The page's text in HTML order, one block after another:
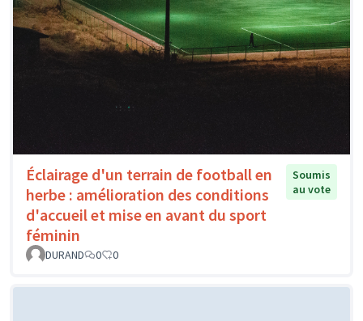
Éclairage d'un terrain de football en
herbe : amélioration des conditions
d'accueil et mise en avant du sport
féminin
Soumis
au vote
DURAND 0 0